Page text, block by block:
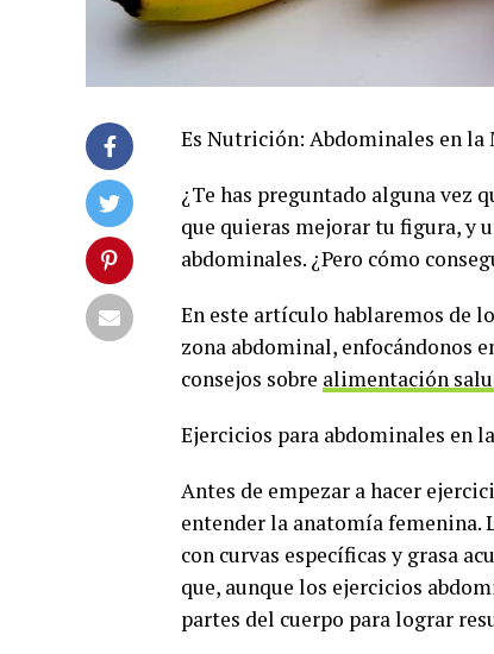
Es Nutrición: Abdominales en la
¿Te has preguntado alguna vez
que quieras mejorar tu figura, y
abdominales. ¿Pero cómo
En este artículo hablaremos de
zona abdominal, enfocándonos
consejos sobre alimentación
Ejercicios para abdominales en
Antes de empezar a hacer
entender la anatomía femenina.
con curvas específicas y grasa
que, aunque los ejercicios
partes del cuerpo para lograr